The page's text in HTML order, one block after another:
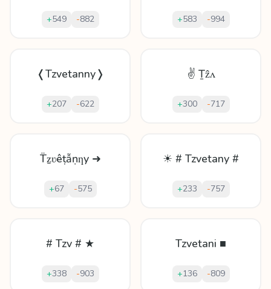
+549 -882 +583 -994
❬Tzvetanny❭
+207 -622
✌ Ṯẑʌ
+300 -717
T̈ẕʋêṭẫṇƞy ➜
+67 -575
☀ # Tzvetany #
+233 -757
# Tzv # ★
+338 -903
Tzvetani ■
+136 -809